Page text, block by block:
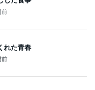
前
れた青春
前